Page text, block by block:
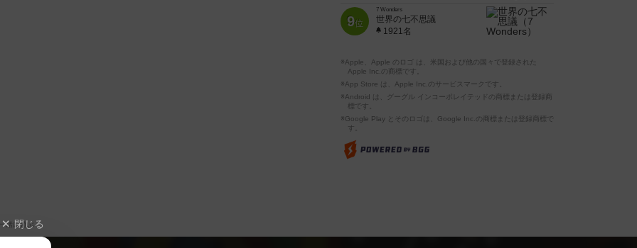
9位
7 Wonders
世界の七不思議
1921名
※Apple、Apple のロゴ は、米国および他の国々で登録された
Apple Inc.の商標です。
※App Store は、Apple Inc.のサービスマークです。
※Android は、グーグル インコーポレイテッドの商標または登録商
標です。
※Google Play とそのロゴは、Google Inc.の商標または登録商標で
す。
一緒に遊ぶ
閉じる